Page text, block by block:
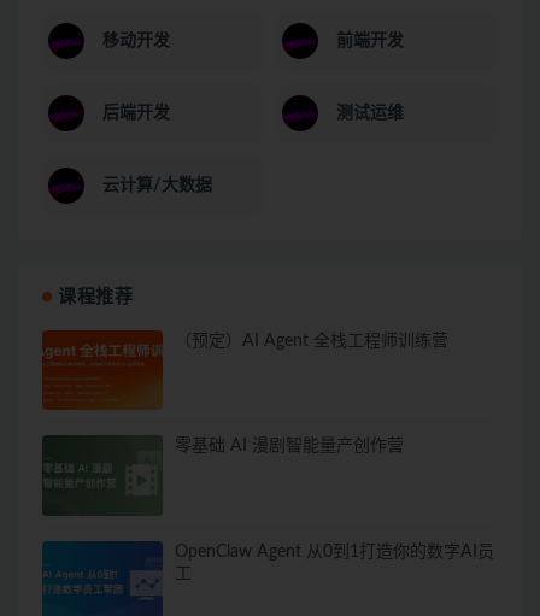
移动开发 前端开发
后端开发 测试运维
云计算/大数据
课程推荐
（预定）AI Agent 全栈工程师训练营
零基础 AI 漫剧智能量产创作营
OpenClaw Agent 从0到1打造你的数字AI员